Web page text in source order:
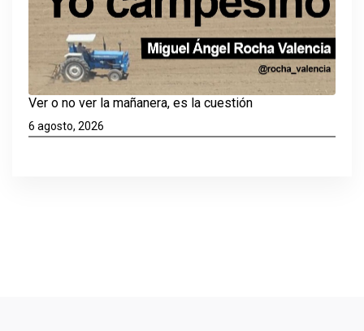
Ver o no ver la mañanera, es la cuestión
6 agosto, 2026